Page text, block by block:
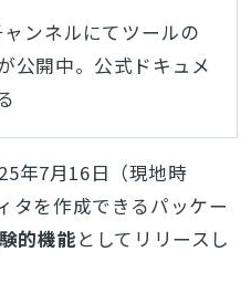
ンネルにてツールの
公開中。公式ドキュメ
年7月16日（現地時
タを作成できるパッケー
的機能としてリリースし